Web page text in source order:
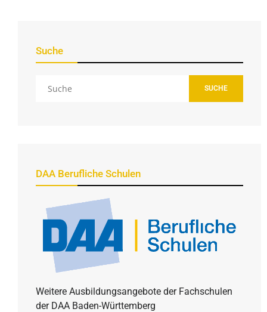
Suche
SUCHE
DAA Berufliche Schulen
Weitere Ausbildungsangebote der Fachschulen
der DAA Baden-Württemberg